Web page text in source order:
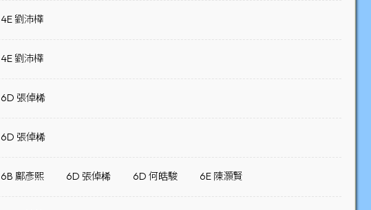
4E 劉沛樺
4E 劉沛樺
6D 張倬桸
6D 張倬桸
6B 鄺彥熙 6D 張倬桸 6D 何皓駿 6E 陳灝賢